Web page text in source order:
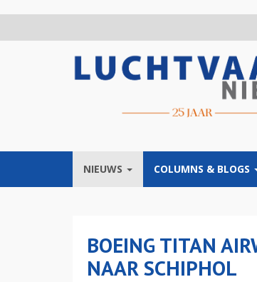
NIEUWS COLUMNS & BLOGS
BOEING TITAN
NAAR SCHIPHOL